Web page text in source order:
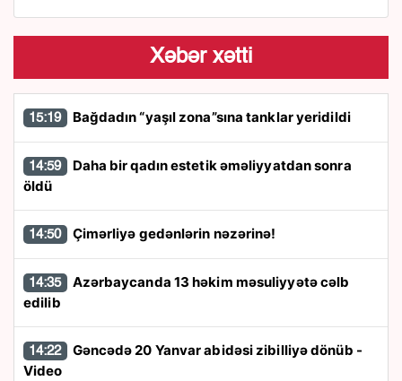
Xəbər xətti
15:19 Bağdadın “yaşıl zona”sına tanklar yeridildi
14:59
öldü
14:50 Çimərliyə gedənlərin nəzərinə!
14:35
edilib
14:22
Video